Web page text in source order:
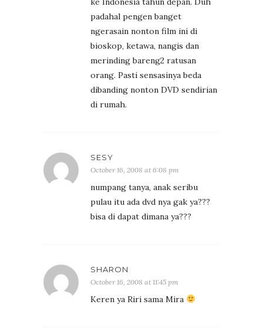
padahal pengen banget
ngerasain nonton film ini di
bioskop, ketawa, nangis dan
merinding bareng2 ratusan
orang. Pasti sensasinya beda
dibanding nonton DVD sendirian
di rumah.
SESY
October 16, 2008 at 6:08 pm
numpang tanya, anak seribu
pulau itu ada dvd nya gak ya???
bisa di dapat dimana ya???
SHARON
October 16, 2008 at 11:45 pm
Keren ya Riri sama Mira